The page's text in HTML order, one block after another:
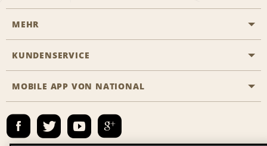
Eine Reservierung vornehmen
Das Business Rental Programm
Emerald Club Anmelden
MEHR
Karriere
KUNDENSERVICE
Barrierefreiheit
Kontakt
E-Mail anmelden
MOBILE APP VON NATIONAL